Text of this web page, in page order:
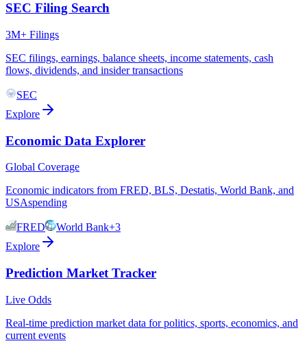
SEC Filing Search
3M+ Filings
SEC filings, earnings, balance sheets, income statements, cash
flows, dividends, and insider transactions
SEC
Explore
Economic Data Explorer
Global Coverage
Economic indicators from FRED, BLS, Destatis, World Bank, and
USAspending
FRED World Bank+3
Explore
Prediction Market Tracker
Live Odds
Real-time prediction market data for politics, sports, economics, and
current events